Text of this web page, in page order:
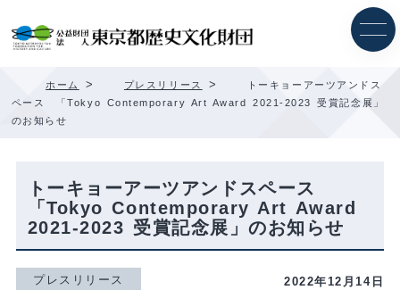
ホーム > プレスリリース >
トーキョーアーツアンドス
ペース 「Tokyo Contemporary Art Award 2021-2023 受賞記念展」
のお知らせ
トーキョーアーツアンドスペース
「Tokyo Contemporary Art Award
2021-2023 受賞記念展」のお知らせ
プレスリリース 2022年12月14日